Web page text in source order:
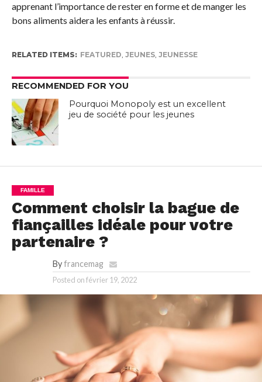
apprenant l’importance de rester en forme et de manger les
bons aliments aidera les enfants à réussir.
RELATED ITEMS: FEATURED, JEUNES, JEUNESSE
RECOMMENDED FOR YOU
Pourquoi Monopoly est un excellent
jeu de société pour les jeunes
FAMILLE
Comment choisir la bague de
fiançailles idéale pour votre
partenaire ?
By francemag
Posted onfévrier 19, 2022